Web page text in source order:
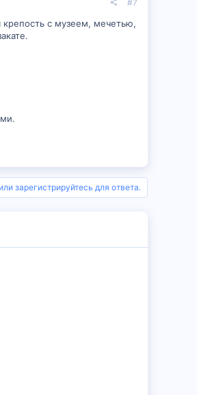
#7
крепость с музеем, мечетью,
зарегистрируйтесь для ответа.